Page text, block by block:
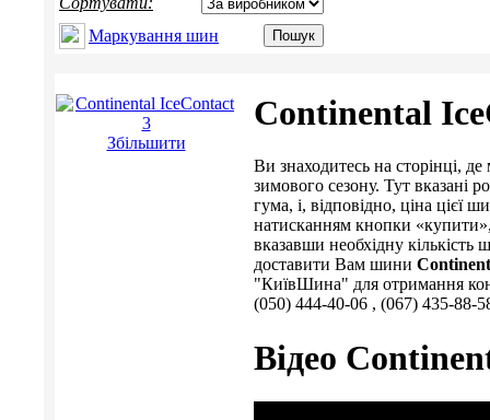
Маркування шин
Збільшити
Continental
Ви знаходитесь на сторінці,
зимового сезону. Тут вказані
гума, і, відповідно, ціна
натисканням кнопки
вказавши необхідну кількість
доставити Вам шини
"КиївШина" для отримання
(050) 444-40-06 , (067) 435-88-
Відео